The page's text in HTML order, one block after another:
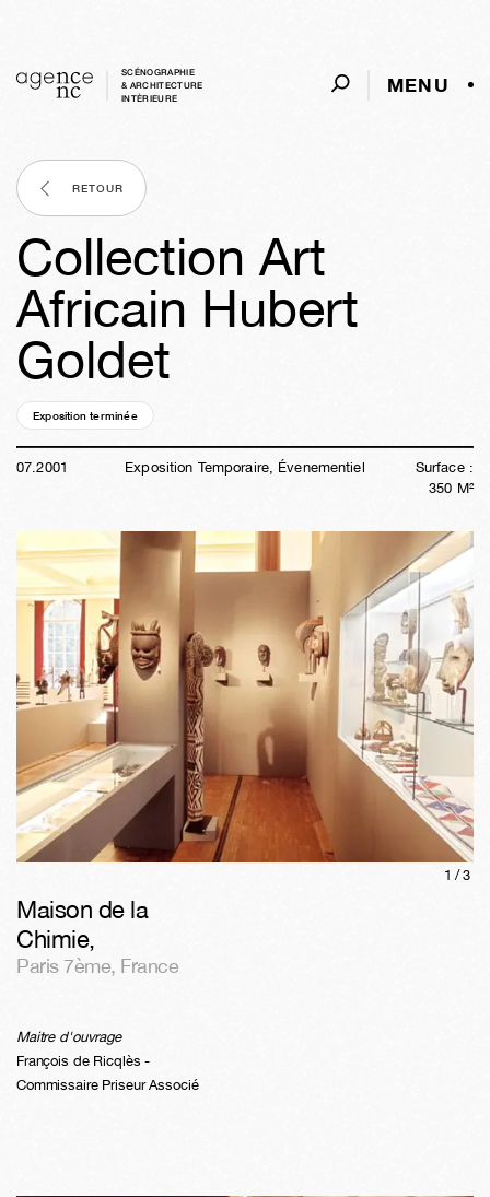
SCÉNOGRAPHIE
& ARCHITECTURE
INTÈRIEURE
MENU
RETOUR
Collection Art
Africain Hubert
Goldet
Exposition terminée
07.2001 Exposition Temporaire, Évenementiel
Surface :
350 M²
1/3
Maison de la
Chimie,
Paris 7ème, France
Maitre d'ouvrage
François de Ricqlès -
Commissaire Priseur Associé